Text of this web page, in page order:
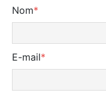
Nom*
E-mail*